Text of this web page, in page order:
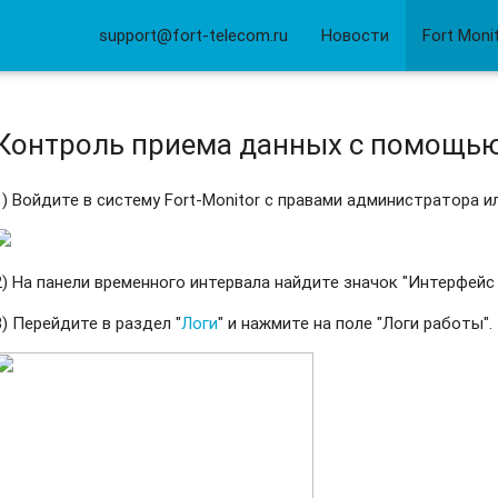
support@fort-telecom.ru Новости Fort
приема данных с
Войдите в систему Fort-Monitor с правами администратора
На панели временного интервала найдите значок
Перейдите в раздел "Логи" и нажмите на поле "Логи работы".